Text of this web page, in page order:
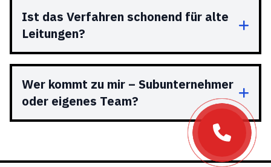
Ist das Verfahren schonend für alte
Leitungen?
Wer kommt zu mir – Subunternehmer
oder eigenes Team?